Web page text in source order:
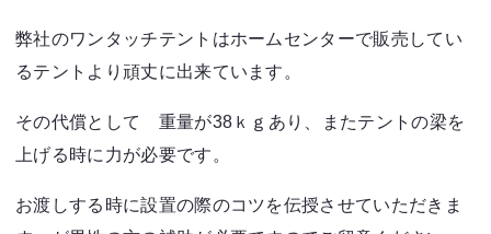
弊社のワンタッチテントはホームセンターで販売してい
るテントより頑丈に出来ています。
その代償として 重量が38ｋｇあり、またテントの梁を
上げる時に力が必要です。
お渡しする時に設置の際のコツを伝授させていただきま